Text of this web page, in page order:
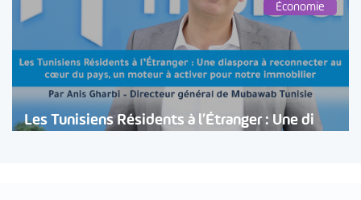
Économie
Les Tunisiens Résidents à l’Étranger : Une di